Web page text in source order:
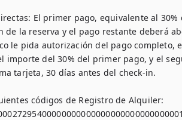
El primer pago, equivalente al
la reserva y el pago restante deberá
le pida autorización del pago completo,
importe del 30% del primer pago, y el
tarjeta, 30 días antes del check-in.
códigos de Registro de Alquiler: